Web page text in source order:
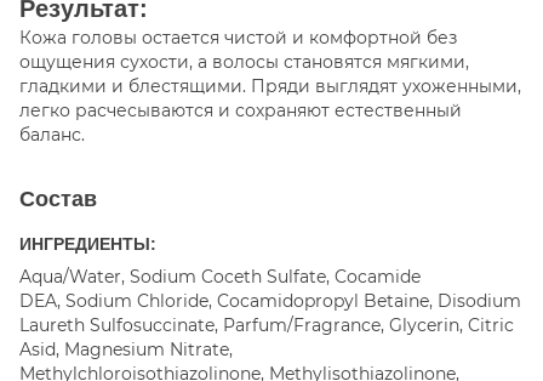
Результат:
Кожа головы остается чистой и комфортной без
ощущения сухости, а волосы становятся мягкими,
гладкими и блестящими. Пряди выглядят ухоженными,
легко расчесываются и сохраняют естественный
баланс.
Состав
ИНГРЕДИЕНТЫ:
Aqua/Water, Sodium Coceth Sulfate, Cocamide
DEA, Sodium Chloride, Cocamidopropyl Betaine, Disodium
Laureth Sulfosuccinate, Parfum/Fragrance, Glycerin, Citric
Asid, Magnesium Nitrate,
Methylchloroisothiazolinone, Methylisothiazolinone,